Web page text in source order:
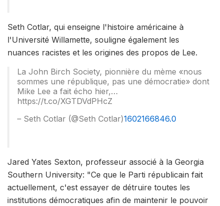
Seth Cotlar, qui enseigne l'histoire américaine à
l'Université Willamette, souligne également les
nuances racistes et les origines des propos de Lee.
La John Birch Society, pionnière du mème «nous
sommes une république, pas une démocratie» dont
Mike Lee a fait écho hier,…
https://t.co/XGTDVdPHcZ
– Seth Cotlar (@Seth Cotlar)1602166846.0
Jared Yates Sexton, professeur associé à la Georgia
Southern University: "Ce que le Parti républicain fait
actuellement, c'est essayer de détruire toutes les
institutions démocratiques afin de maintenir le pouvoir